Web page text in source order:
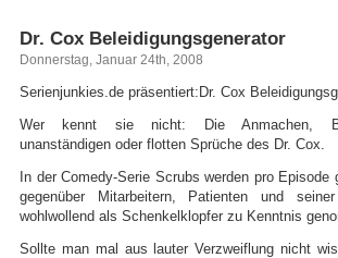
Dr. Cox Beleidigungsgenerator
Donnerstag, Januar 24th, 2008
Serienjunkies.de präsentiert:Dr. Cox
Wer kennt sie nicht: Die Anmachen,
unanständigen oder flotten Sprüche des Dr. Cox.
In der Comedy-Serie Scrubs werden pro Episode
gegenüber Mitarbeitern, Patienten und
wohlwollend als Schenkelklopfer zu Kenntnis
Sollte man mal aus lauter Verzweiflung nicht